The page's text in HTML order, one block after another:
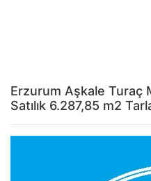
Erzurum Aşkale Turaç
Satılık 6.287,85 m2